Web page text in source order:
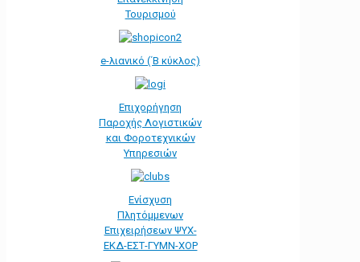
Τουρισμού
e-λιανικό (΄Β κύκλος)
Επιχορήγηση
Παροχής Λογιστικών
και Φοροτεχνικών
Υπηρεσιών
Ενίσχυση
Πλητόμμενων
Επιχειρήσεων ΨΥΧ-
ΕΚΔ-ΕΣΤ-ΓΥΜΝ-ΧΟΡ